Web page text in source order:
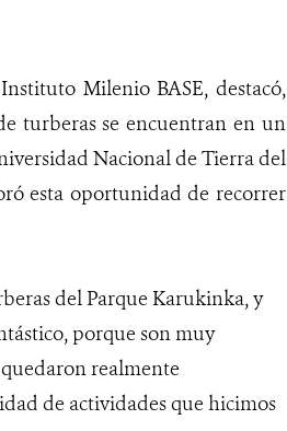
Milenio BASE, destacó,
turberas se encuentran en un
Nacional de Tierra del
esta oportunidad de recorrer
del Parque Karukinka, y
porque son muy
realmente
de actividades que hicimos